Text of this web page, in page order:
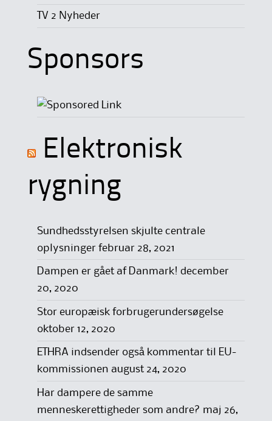
TV 2 Nyheder
Sponsors
Elektronisk
rygning
Sundhedsstyrelsen skjulte centrale
oplysninger februar 28, 2021
Dampen er gået af Danmark! december
20, 2020
Stor europæisk forbrugerundersøgelse
oktober 12, 2020
ETHRA indsender også kommentar til EU-
kommissionen august 24, 2020
Har dampere de samme
menneskerettigheder som andre? maj 26,